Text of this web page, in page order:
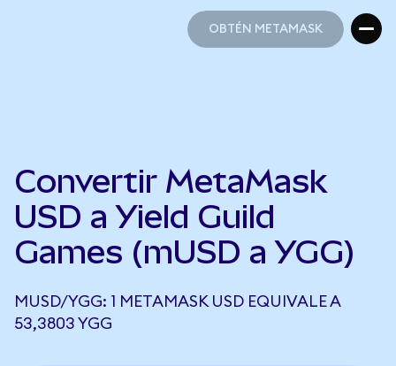
OBTÉN METAMASK
Convertir MetaMask
USD a Yield Guild
Games (mUSD a YGG)
MUSD/YGG: 1 METAMASK USD EQUIVALE A
53,3803 YGG